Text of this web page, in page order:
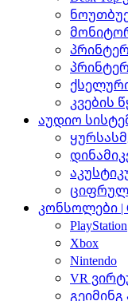
კვების
აუდიო
კონსოლები |
PlayStation
Xbox
Nintendo
VR
გეიმინგ